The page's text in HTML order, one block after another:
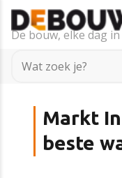
De bouw, elke dag
Markt
beste